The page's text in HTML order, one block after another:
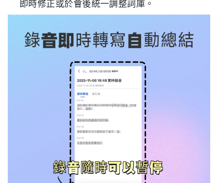
即時修正或於會後統一調整詞庫。